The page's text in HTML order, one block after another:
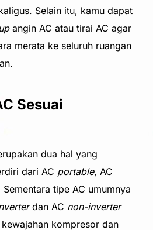
Selain itu, kamu dapat
angin AC atau tirai AC agar
merata ke seluruh ruangan
Sesuai
dua hal yang
dari AC portable, AC
Sementara tipe AC umumnya
dan AC non-inverter
kompresor dan